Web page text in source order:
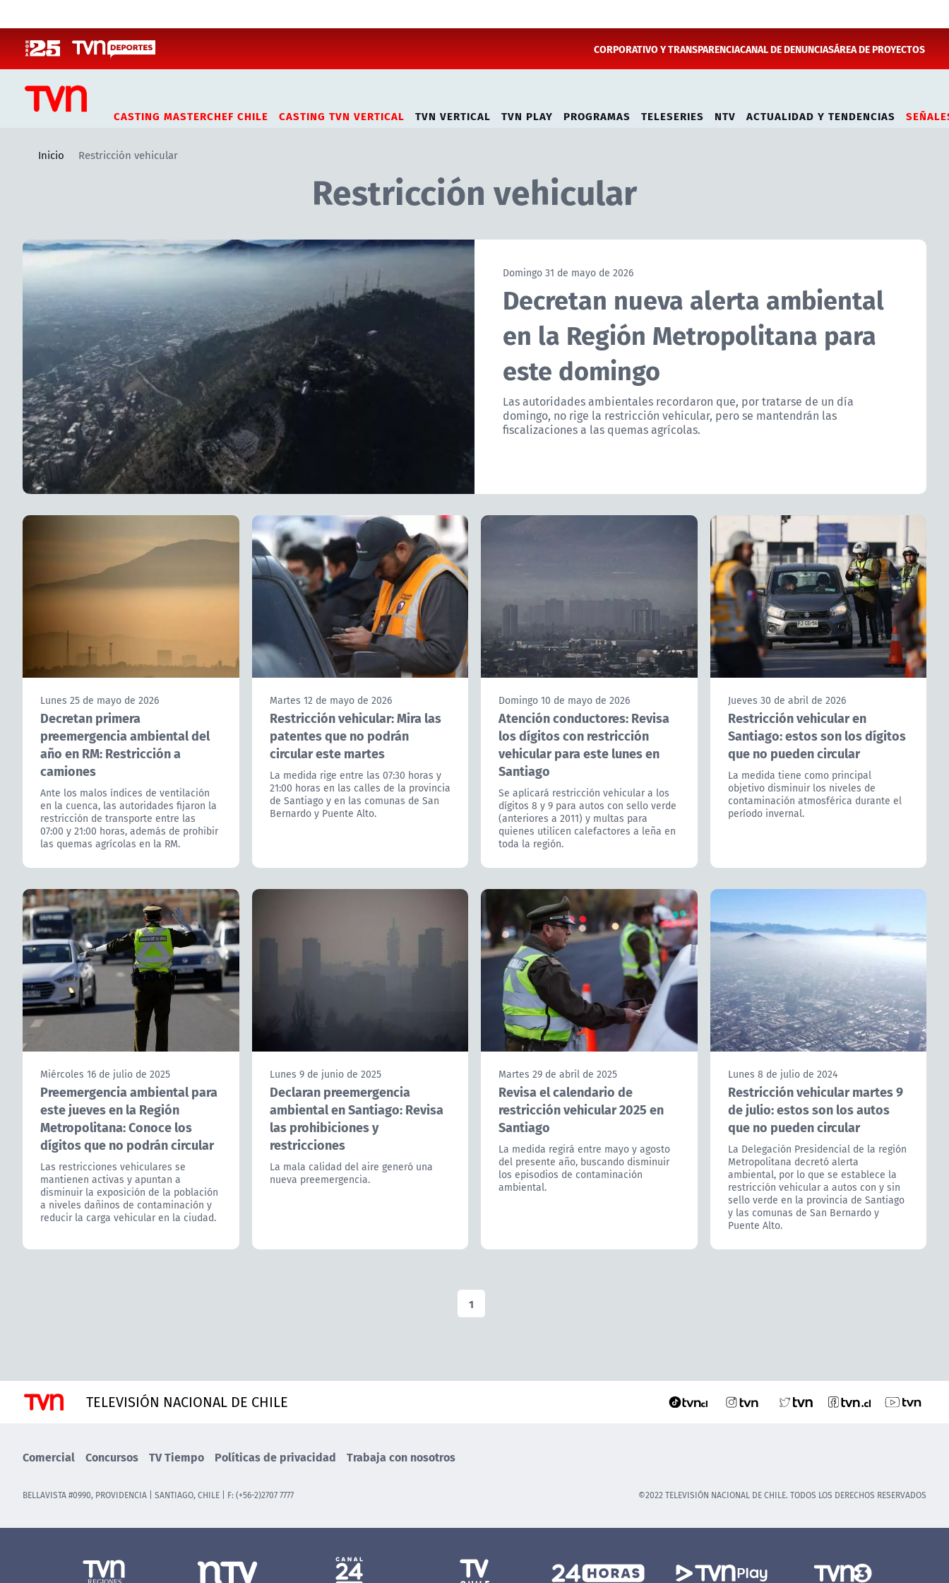
CORPORATIVO Y TRANSPARENCIACANAL DE DENUNCIASÁREA DE PROYECTOS
CASTING MASTERCHEF CHILE CASTING TVN VERTICAL TVN VERTICAL TVN PLAY PROGRAMAS TELESERIES NTV ACTUALIDAD Y TENDENCIAS
Inicio Restricción vehicular
Restricción vehicular
Artículos relacionados con Restricción vehicular
Domingo 31 de mayo de 2026
Decretan nueva alerta ambiental
en la Región Metropolitana para
este domingo
Las autoridades ambientales recordaron que, por tratarse de un día
domingo, no rige la restricción vehicular, pero se mantendrán las
fiscalizaciones a las quemas agrícolas.
Lunes 25 de mayo de 2026
Decretan primera
preemergencia ambiental del
año en RM: Restricción a
camiones
Ante los malos índices de ventilación
en la cuenca, las autoridades fijaron la
restricción de transporte entre las
07:00 y 21:00 horas, además de prohibir
las quemas agrícolas en la RM.
Martes 12 de mayo de 2026
Restricción vehicular: Mira las
patentes que no podrán
circular este martes
La medida rige entre las 07:30 horas y
21:00 horas en las calles de la provincia
de Santiago y en las comunas de San
Bernardo y Puente Alto.
Domingo 10 de mayo de 2026
Atención conductores: Revisa
los dígitos con restricción
vehicular para este lunes en
Santiago
Se aplicará restricción vehicular a los
dígitos 8 y 9 para autos con sello verde
(anteriores a 2011) y multas para
quienes utilicen calefactores a leña en
toda la región.
Jueves 30 de abril de 2026
Restricción vehicular en
Santiago: estos son los dígitos
que no pueden circular
La medida tiene como principal
objetivo disminuir los niveles de
contaminación atmosférica durante el
período invernal.
Miércoles 16 de julio de 2025
Preemergencia ambiental para
este jueves en la Región
Metropolitana: Conoce los
dígitos que no podrán circular
Las restricciones vehiculares se
mantienen activas y apuntan a
disminuir la exposición de la población
a niveles dañinos de contaminación y
reducir la carga vehicular en la ciudad.
Lunes 9 de junio de 2025
Declaran preemergencia
ambiental en Santiago: Revisa
las prohibiciones y
restricciones
La mala calidad del aire generó una
nueva preemergencia.
Martes 29 de abril de 2025
Revisa el calendario de
restricción vehicular 2025 en
Santiago
La medida regirá entre mayo y agosto
del presente año, buscando disminuir
los episodios de contaminación
ambiental.
Lunes 8 de julio de 2024
Restricción vehicular martes 9
de julio: estos son los autos
que no pueden circular
La Delegación Presidencial de la región
Metropolitana decretó alerta
ambiental, por lo que se establece la
restricción vehicular a autos con y sin
sello verde en la provincia de Santiago
y las comunas de San Bernardo y
Puente Alto.
1
TELEVISIÓN NACIONAL DE CHILE
Comercial Concursos TV Tiempo Políticas de privacidad Trabaja con nosotros
BELLAVISTA #0990, PROVIDENCIA | SANTIAGO, CHILE | F: (+56-2)2707 7777 ©2022 TELEVISIÓN NACIONAL DE CHILE. TODOS LOS DERECHOS RESERVADOS